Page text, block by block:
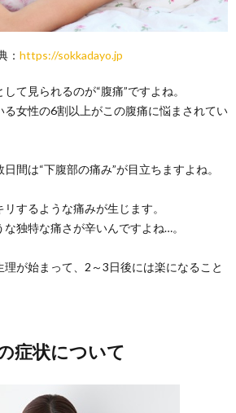
： https://sokkadayo.jp
て見られるのが“腹痛”ですよね。
女性の6割以上がこの腹痛に悩まされてい
間は“下腹部の痛み”が目立ちますよね。
するような痛みが生じます。
独特な痛さが辛いんですよね…。
理が始まって、2～3日後には楽になること
症状について